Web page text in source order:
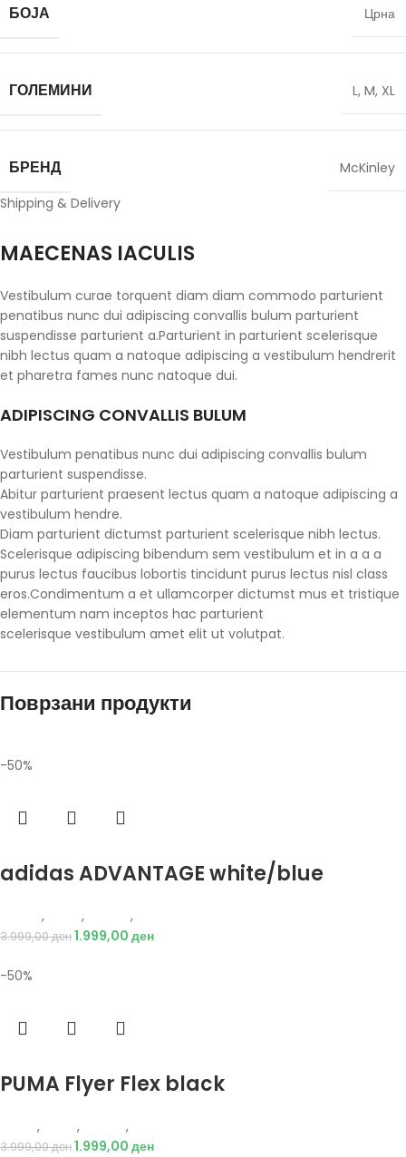
БОЈА Црна
ГОЛЕМИНИ L, M, XL
БРЕНД
McKinley
Shipping & Delivery
MAECENAS IACULIS
Vestibulum curae torquent diam diam commodo parturient
penatibus nunc dui adipiscing convallis bulum parturient
suspendisse parturient a.Parturient in parturient scelerisque
nibh lectus quam a natoque adipiscing a vestibulum hendrerit
et pharetra fames nunc natoque dui.
ADIPISCING CONVALLIS BULUM
Vestibulum penatibus nunc dui adipiscing convallis bulum
parturient suspendisse.
Abitur parturient praesent lectus quam a natoque adipiscing a
vestibulum hendre.
Diam parturient dictumst parturient scelerisque nibh lectus.
Scelerisque adipiscing bibendum sem vestibulum et in a a a
purus lectus faucibus lobortis tincidunt purus lectus nisl class
eros.Condimentum a et ullamcorper dictumst mus et tristique
elementum nam inceptos hac parturient
scelerisque vestibulum amet elit ut volutpat.
Поврзани продукти
-50%
adidas ADVANTAGE white/blue
, , ,
3.999,00ден1.999,00 ден
-50%
PUMA Flyer Flex black
, , ,
3.999,00ден1.999,00 ден